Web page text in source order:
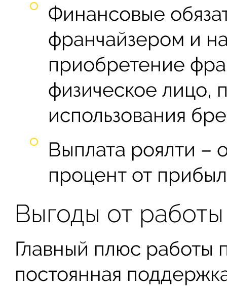
Финансовые
франчайзером и
приобретение
физическое лицо,
использования
Выплата роялти –
процент от
Выгоды от
Главный плюс работы
постоянная